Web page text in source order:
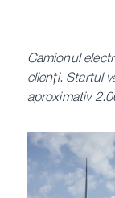
Camionul
clienți. Startul
aproximativ